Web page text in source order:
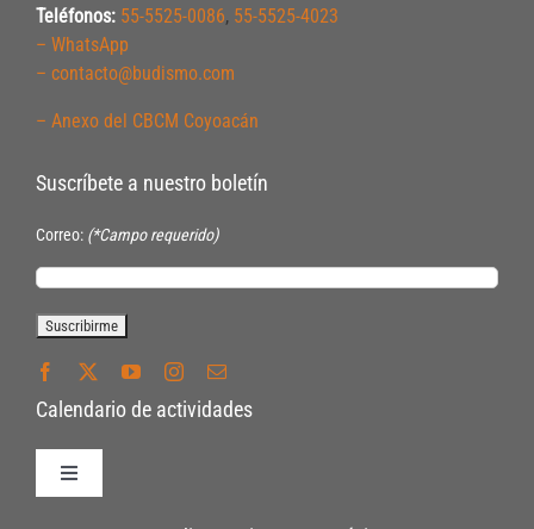
Teléfonos: 55-5525-0086, 55-5525-4023
– WhatsApp
– contacto@budismo.com
– Anexo del CBCM Coyoacán
Suscríbete a nuestro boletín
Correo: (*Campo requerido)
Calendario de actividades
Toggle